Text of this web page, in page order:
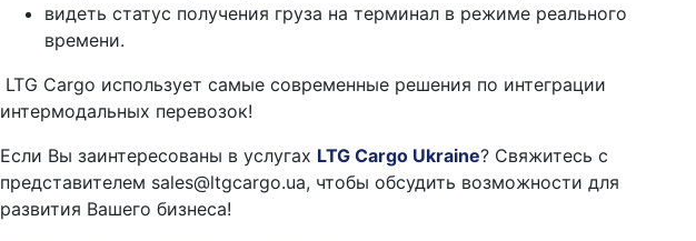
видеть статус получения груза на терминал в режиме реального
времени.
LTG Cargo использует самые современные решения по интеграции
интермодальных перевозок!
Если Вы заинтересованы в услугах LTG Cargo Ukraine? Свяжитесь с
представителем sales@ltgcargo.ua, чтобы обсудить возможности для
развития Вашего бизнеса!